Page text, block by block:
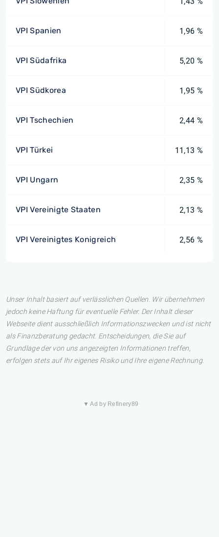
VPI Spanien 1,96 %
VPI Südafrika 5,20 %
VPI Südkorea 1,95 %
VPI Tschechien 2,44 %
VPI Türkei 11,13 %
VPI Ungarn 2,35 %
VPI Vereinigte Staaten 2,13 %
VPI Vereinigtes Konigreich 2,56 %
Unser Inhalt basiert auf verlässlichen Quellen. Wir übernehmen
jedoch keine Haftung für eventuelle Fehler. Der Inhalt dieser
Webseite dient ausschließlich Informationszwecken und ist nicht
als Finanzberatung gedacht. Entscheidungen, die Sie auf
Grundlage der von uns angezeigten Informationen treffen,
erfolgen stets auf Ihr eigenes Risiko und Ihre eigene Rechnung.
▼ Ad by Refinery89